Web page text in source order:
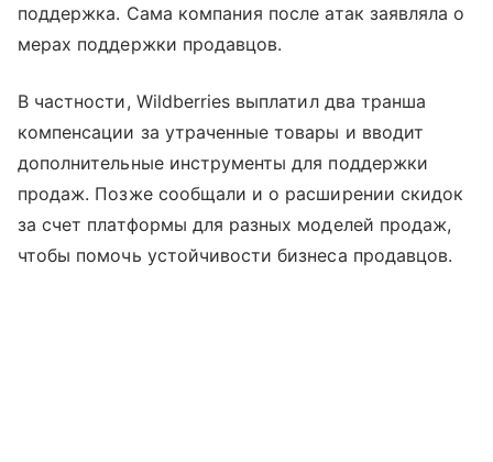
поддержка. Сама компания после атак заявляла о
мерах поддержки продавцов.
В частности, Wildberries выплатил два транша
компенсации за утраченные товары и вводит
дополнительные инструменты для поддержки
продаж. Позже сообщали и о расширении скидок
за счет платформы для разных моделей продаж,
чтобы помочь устойчивости бизнеса продавцов.